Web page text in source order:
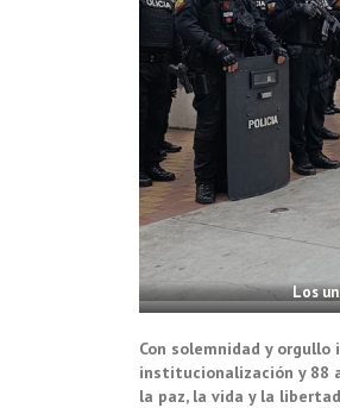
Los
Con solemnidad y
institucionalización y 88
la paz, la vida y la